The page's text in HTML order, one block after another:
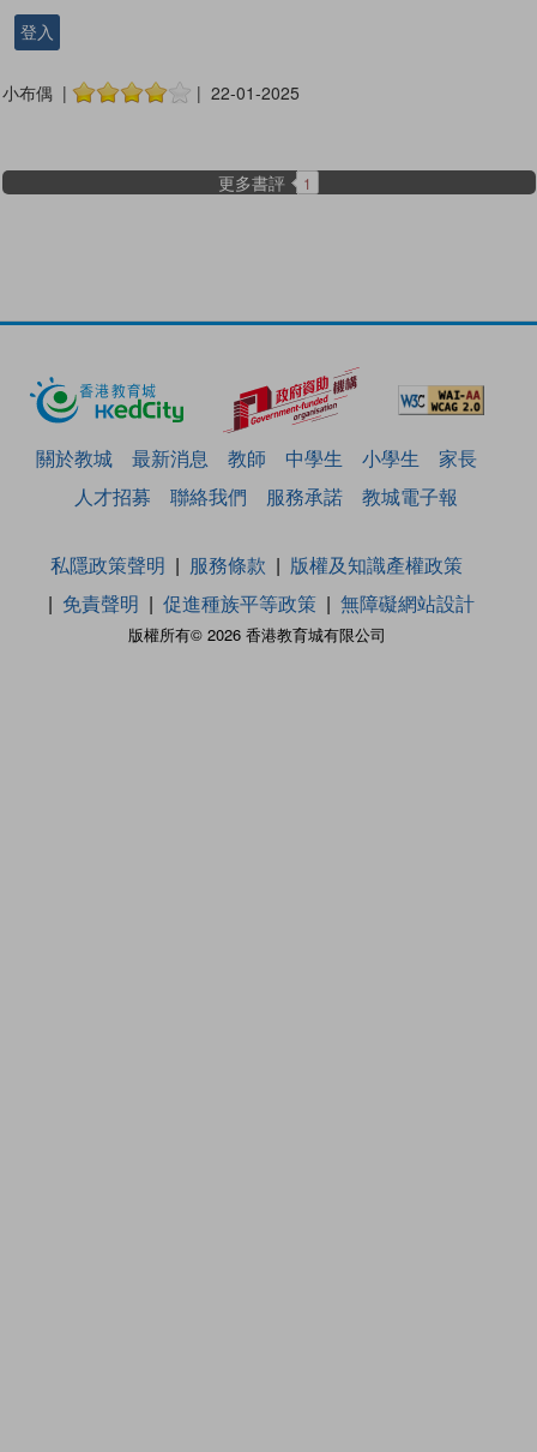
登入
小布偶 | | 22-01-2025
更多書評 1
關於教城 最新消息 教師 中學生 小學生
家長
人才招募
聯絡我們 服務承諾 教城電子報
版權所有© 2026 香港教育城有限公司
私隱政策聲明 服務條款
版權及知識產權政策
免責聲明
促進種族平等政策 無障礙網站設計